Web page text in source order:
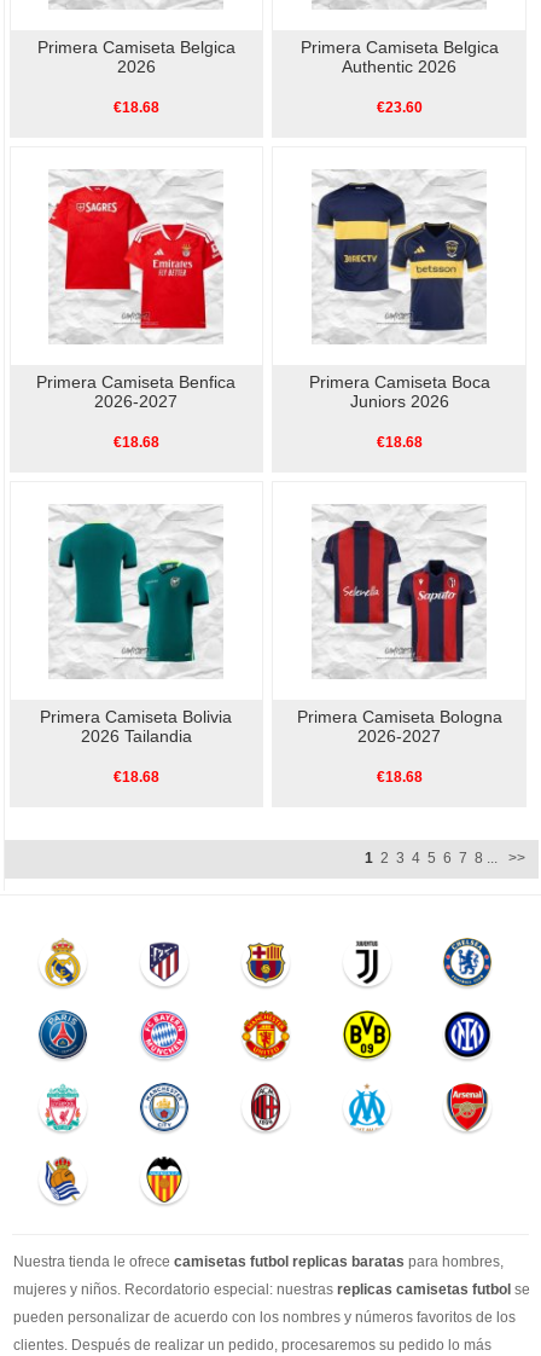
Primera Camiseta Belgica
2026
€18.68
Primera Camiseta Belgica
Authentic 2026
€23.60
Primera Camiseta Benfica
2026-2027
€18.68
Primera Camiseta Boca
Juniors 2026
€18.68
Primera Camiseta Bolivia
2026 Tailandia
€18.68
Primera Camiseta Bologna
2026-2027
€18.68
1 2 3 4 5 6 7 8 >>
Nuestra tienda le ofrece camisetas futbol replicas baratas para hombres,
mujeres y niños. Recordatorio especial: nuestras replicas camisetas futbol se
pueden personalizar de acuerdo con los nombres y números favoritos de los
clientes. Después de realizar un pedido, procesaremos su pedido lo más